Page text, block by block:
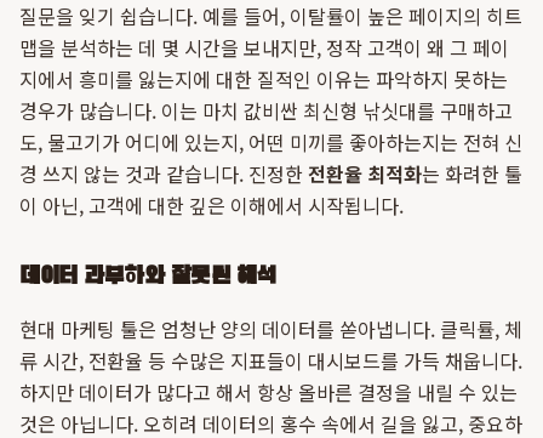
질문을 잊기 쉽습니다. 예를 들어, 이탈률이 높은 페이지의 히트
맵을 분석하는 데 몇 시간을 보내지만, 정작 고객이 왜 그 페이
지에서 흥미를 잃는지에 대한 질적인 이유는 파악하지 못하는
경우가 많습니다. 이는 마치 값비싼 최신형 낚싯대를 구매하고
도, 물고기가 어디에 있는지, 어떤 미끼를 좋아하는지는 전혀 신
경 쓰지 않는 것과 같습니다. 진정한전환율 최적화는 화려한 툴
이 아닌, 고객에 대한 깊은 이해에서 시작됩니다.
데이터 과부하와 잘못된 해석
현대 마케팅 툴은 엄청난 양의 데이터를 쏟아냅니다. 클릭률, 체
류 시간, 전환율 등 수많은 지표들이 대시보드를 가득 채웁니다.
하지만 데이터가 많다고 해서 항상 올바른 결정을 내릴 수 있는
것은 아닙니다. 오히려 데이터의 홍수 속에서 길을 잃고, 중요하